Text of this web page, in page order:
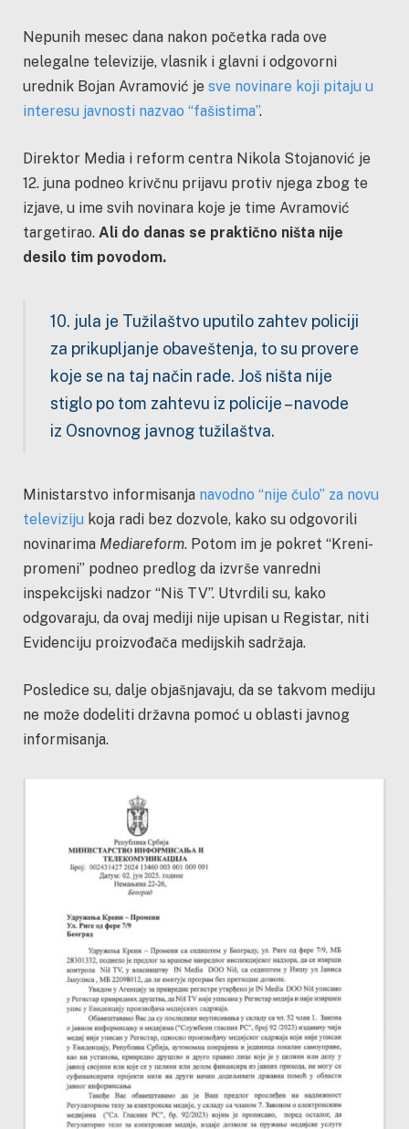
Nepunih mesec dana nakon početka rada ove
nelegalne televizije, vlasnik i glavni i odgovorni
urednik Bojan Avramović je sve novinare koji pitaju u
interesu javnosti nazvao “fašistima”.
Direktor Media i reform centra Nikola Stojanović je
12. juna podneo krivčnu prijavu protiv njega zbog te
izjave, u ime svih novinara koje je time Avramović
targetirao. Ali do danas se praktično ništa nije
desilo tim povodom.
10. jula je Tužilaštvo uputilo zahtev policiji
za prikupljanje obaveštenja, to su provere
koje se na taj način rade. Još ništa nije
stiglo po tom zahtevu iz policije – navode
iz Osnovnog javnog tužilaštva.
Ministarstvo informisanja navodno “nije čulo” za novu
televiziju koja radi bez dozvole, kako su odgovorili
novinarima Mediareform. Potom im je pokret “Kreni-
promeni” podneo predlog da izvrše vanredni
inspekcijski nadzor “Niš TV”. Utvrdili su, kako
odgovaraju, da ovaj mediji nije upisan u Registar, niti
Evidenciju proizvođača medijskih sadržaja.
Posledice su, dalje objašnjavaju, da se takvom mediju
ne može dodeliti državna pomoć u oblasti javnog
informisanja.